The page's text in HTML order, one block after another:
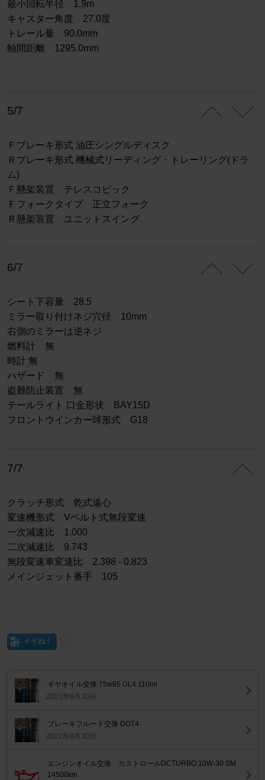
最小回転半径 1.9m
キャスター角度 27.0度
トレール量 90.0mm
軸間距離 1295.0mm
5/7
Ｆブレーキ形式 油圧シングルディスク
Ｒブレーキ形式 機械式リーディング・トレーリング(ドラ
ム)
Ｆ懸架装置 テレスコピック
Ｆフォークタイプ 正立フォーク
Ｒ懸架装置 ユニットスイング
6/7
シート下容量 28.5
ミラー取り付けネジ穴径 10mm
右側のミラーは逆ネジ
燃料計 無
時計 無
ハザード 無
盗難防止装置 無
テールライト 口金形状 BAY15D
フロントウインカー球形式 G18
7/7
クラッチ形式 乾式遠心
変速機形式 Vベルト式無段変速
一次減速比 1.000
二次減速比 9.743
無段変速車変速比 2.398 - 0.823
メインジェット番手 105
イイね！
ギヤオイル交換 75w85 GL4 110ml
2022年8月30日
ブレーキフルード交換 DOT4
2022年8月30日
エンジンオイル交換 カストロールDCTURBO 10W-30 SM
14500km